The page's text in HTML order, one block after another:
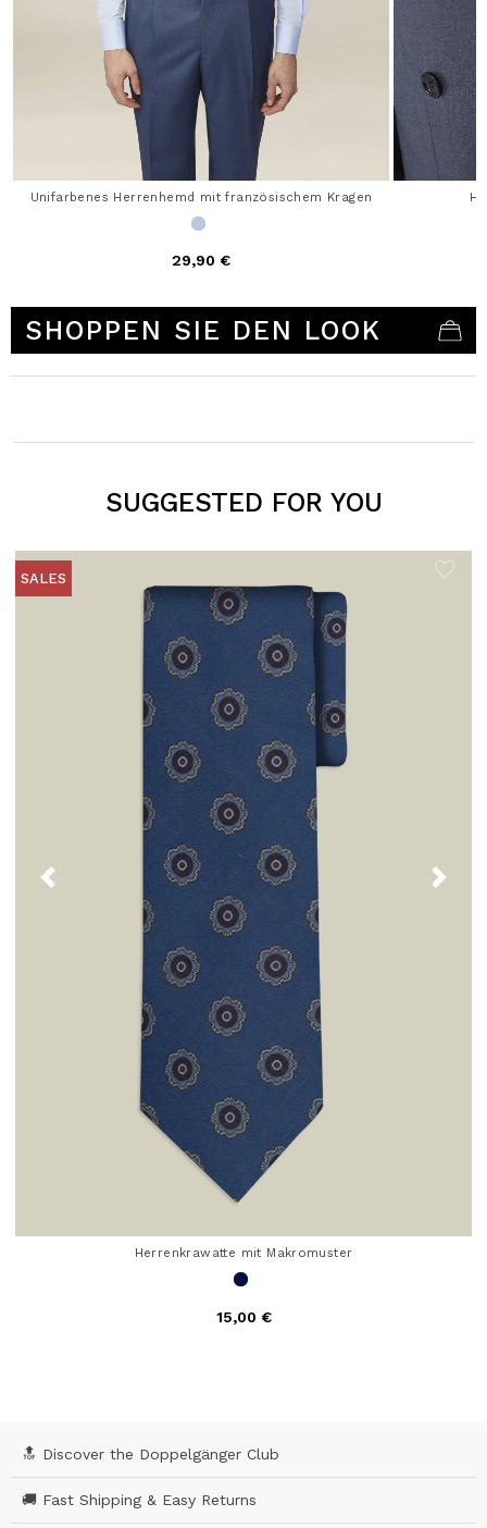
Unifarbenes Herrenhemd mit französischem Kragen
29,90 €
SHOPPEN SIE DEN LOOK
SUGGESTED FOR YOU
SALES
Herrenkrawatte mit Makromuster
15,00 €
🔝 Discover the Doppelgänger Club
🚚 Fast Shipping & Easy Returns